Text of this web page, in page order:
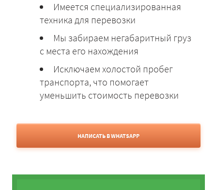
Имеется специализированная
техника для перевозки
Мы забираем негабаритный груз
с места его нахождения
Исключаем холостой пробег
транспорта, что помогает
уменьшить стоимость перевозки
НАПИСАТЬ В WHATSAPP